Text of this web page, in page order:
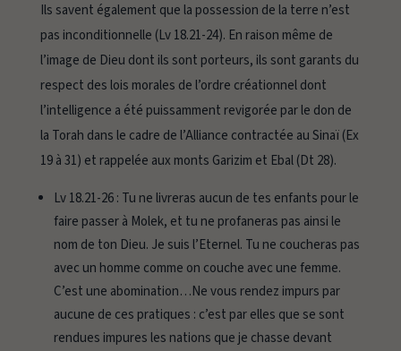
Ils savent également que la possession de la terre n’est
pas inconditionnelle (Lv 18.21-24). En raison même de
l’image de Dieu dont ils sont porteurs, ils sont garants du
respect des lois morales de l’ordre créationnel dont
l’intelligence a été puissamment revigorée par le don de
la Torah dans le cadre de l’Alliance contractée au Sinaï (Ex
19 à 31) et rappelée aux monts Garizim et Ebal (Dt 28).
Lv 18.21-26 : Tu ne livreras aucun de tes enfants pour le
faire passer à Molek, et tu ne profaneras pas ainsi le
nom de ton Dieu. Je suis l’Eternel. Tu ne coucheras pas
avec un homme comme on couche avec une femme.
C’est une abomination…Ne vous rendez impurs par
aucune de ces pratiques : c’est par elles que se sont
rendues impures les nations que je chasse devant